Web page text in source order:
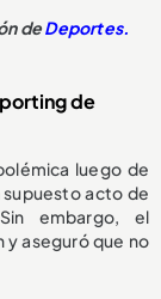
deDeportes.
de
luego de
acto de
embargo, el
y aseguró que no